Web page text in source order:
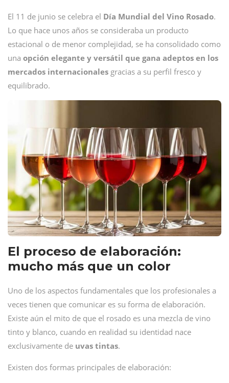
El 11 de junio se celebra el Día Mundial del Vino Rosado.
Lo que hace unos años se consideraba un producto
estacional o de menor complejidad, se ha consolidado como
una opción elegante y versátil que gana adeptos en los
mercados internacionales gracias a su perfil fresco y
equilibrado.
El proceso de elaboración:
mucho más que un color
Uno de los aspectos fundamentales que los profesionales a
veces tienen que comunicar es su forma de elaboración.
Existe aún el mito de que el rosado es una mezcla de vino
tinto y blanco, cuando en realidad su identidad nace
exclusivamente de uvas tintas.
Existen dos formas principales de elaboración: